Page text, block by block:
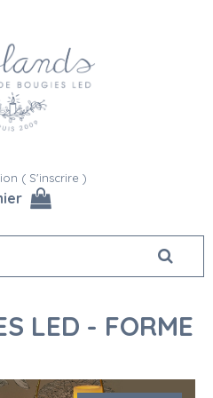
( S'inscrire )
LED - FORME